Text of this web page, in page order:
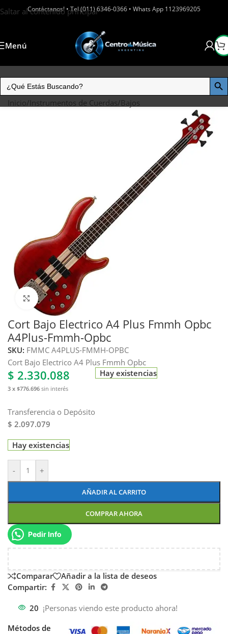
Saltar al contenido principal
Contáctanos! • Tel (011) 6346-0366 • Whats App 1123969205
Menú
Inicio/Instrumentos de Cuerdas/Bajos
Haga clic para ampliar
Cort Bajo Electrico A4 Plus Fmmh Opbc
A4Plus-Fmmh-Opbc
SKU: FMMC A4PLUS-FMMH-OPBC
Cort Bajo Electrico A4 Plus Fmmh Opbc
$ 2.330.088
3 x $776.696 sin interés
Transferencia o Depósito
$ 2.097.079
Hay existencias
Hay existencias
- +
AÑADIR AL CARRITO
COMPRAR AHORA
Pedir Info
Comparar
Añadir a la lista de deseos
Compartir:
20 ¡Personas viendo este producto ahora!
Métodos de